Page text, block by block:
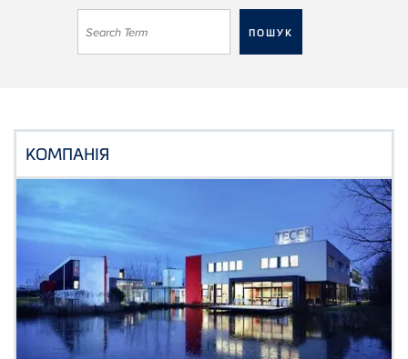
КОМПАНІЯ